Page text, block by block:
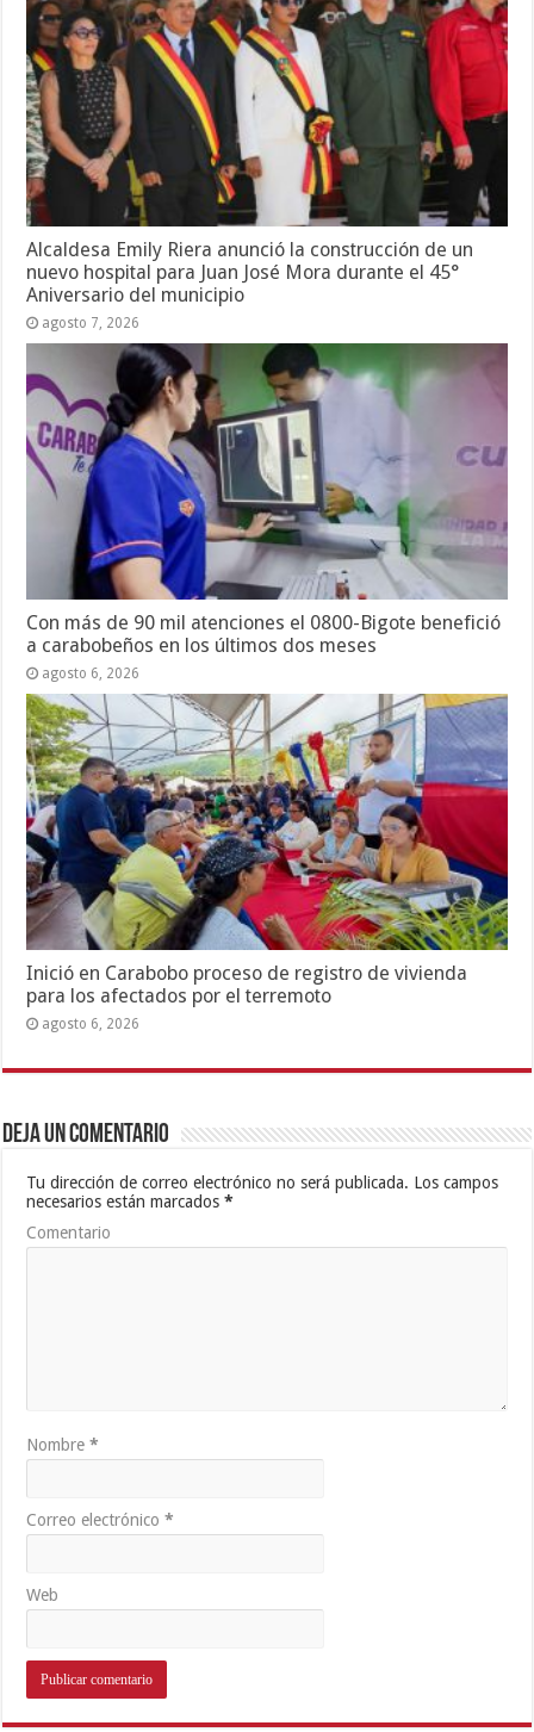
Alcaldesa Emily Riera anunció la construcción de un
nuevo hospital para Juan José Mora durante el 45°
Aniversario del municipio
agosto 7, 2026
Con más de 90 mil atenciones el 0800-Bigote benefició
a carabobeños en los últimos dos meses
agosto 6, 2026
Inició en Carabobo proceso de registro de vivienda
para los afectados por el terremoto
agosto 6, 2026
Deja un comentario
Tu dirección de correo electrónico no será publicada. Los campos
necesarios están marcados*
Comentario
Nombre*
Correo electrónico*
Web